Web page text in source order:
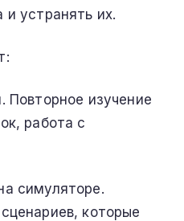
устранять их.
Повторное изучение
работа с
симуляторе.
которые